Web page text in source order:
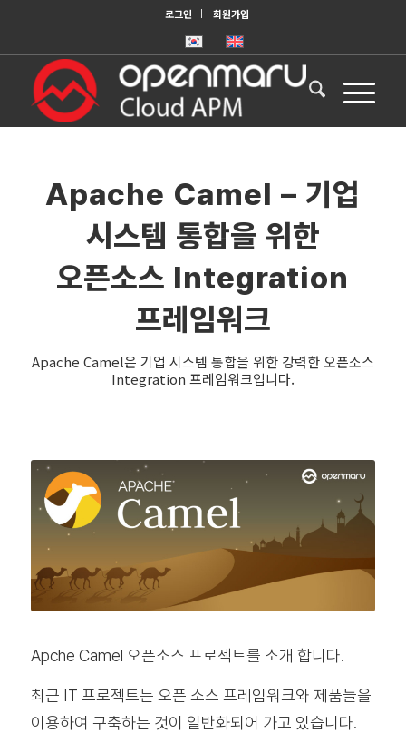
로그인 회원가입
Apache Camel – 기업
시스템 통합을 위한
오픈소스 Integration
프레임워크
Apache Camel은 기업 시스템 통합을 위한 강력한 오픈소스
Integration 프레임워크입니다.
Apche Camel 오픈소스 프로젝트를 소개 합니다.
최근 IT 프로젝트는 오픈 소스 프레임워크와 제품들을
이용하여 구축하는 것이 일반화되어 가고 있습니다.